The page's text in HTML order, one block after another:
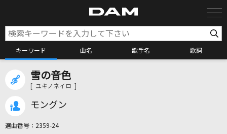
キーワード 曲名 歌手名 歌詞
雪の音色
[ ユキノネイロ ]
モングン
選曲番号： 2359-24